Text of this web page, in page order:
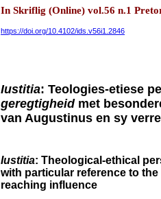
In Skriflig (Online) vol.56 n.1
https://doi.org/10.4102/ids.v56i1.2846
Iustitia: Teologies-etiese
geregtigheidmet
van Augustinus en sy
Iustitia: Theological-ethical
with particular reference to
reaching influence